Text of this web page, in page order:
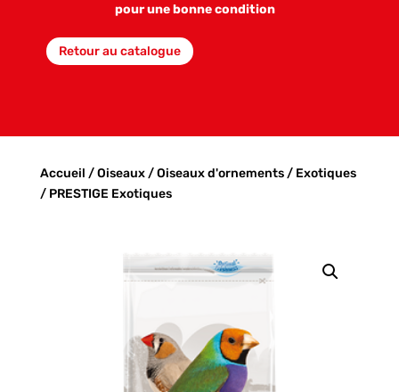
pour une bonne condition
Retour au catalogue
Accueil /Oiseaux/Oiseaux d'ornements/ Exotiques
/ PRESTIGE Exotiques